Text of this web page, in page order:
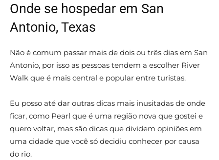
Onde se hospedar em San
Antonio, Texas
Não é comum passar mais de dois ou três dias em San
Antonio, por isso as pessoas tendem a escolher River
Walk que é mais central e popular entre turistas.
Eu posso até dar outras dicas mais inusitadas de onde
ficar, como Pearl que é uma região nova que gostei e
quero voltar, mas são dicas que dividem opiniões em
uma cidade que você só decidiu conhecer por causa
do rio.